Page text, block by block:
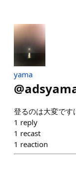
yama
@
登るのは大変です
1 reply
1 recast
1 reaction